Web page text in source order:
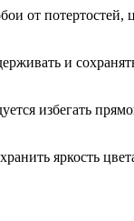
от потертостей,
и
избегать
яркость